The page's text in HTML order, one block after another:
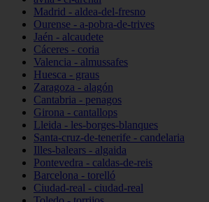
Madrid - aldea-del-fresno
Ourense - a-pobra-de-trives
Jaén - alcaudete
Cáceres - coria
Valencia - almussafes
Huesca - graus
Zaragoza - alagón
Cantabria - penagos
Girona - cantallops
Lleida - les-borges-blanques
Santa-cruz-de-tenerife - candelaria
Illes-balears - algaida
Pontevedra - caldas-de-reis
Barcelona - torelló
Ciudad-real - ciudad-real